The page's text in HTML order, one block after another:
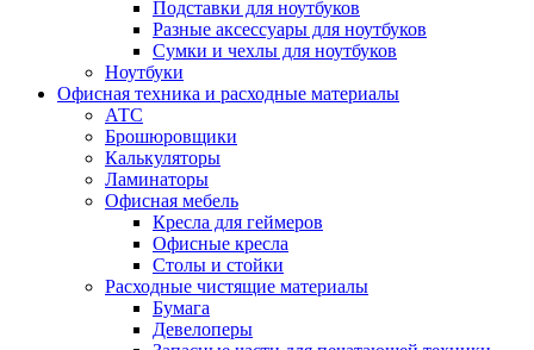
Подставки для ноутбуков
Разные аксессуары для ноутбуков
Сумки и чехлы для ноутбуков
Ноутбуки
Офисная техника и расходные материалы
АТС
Брошюровщики
Калькуляторы
Ламинаторы
Офисная мебель
Кресла для геймеров
Офисные кресла
Столы и стойки
Расходные чистящие материалы
Бумага
Девелоперы